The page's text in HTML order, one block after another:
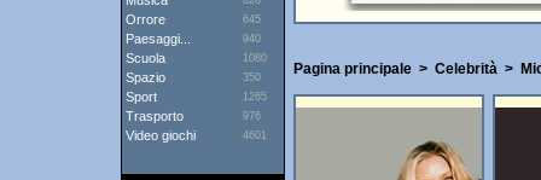
Orrore 645
Paesaggi... 940
Scuola 1080
Spazio 350
Sport 1265
Trasporto 976
Video giochi 4601
Pagina principale> Celebrità>